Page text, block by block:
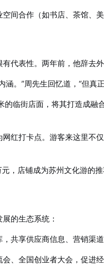
空间合作（如书店、茶馆、
代表性。两年前，他辞去
涵。”周先生回忆道，“但
临街店面，将其打造成融
红打卡点。游客来这里不
，店铺成为苏州文化游的
的生态系统：
，共享供应商信息、营销渠
会、全国创业者大会，促进